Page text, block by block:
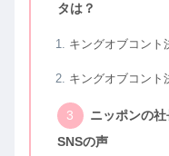
タは？
キングオブコント
キングオブコント
ニッポンの
SNSの声